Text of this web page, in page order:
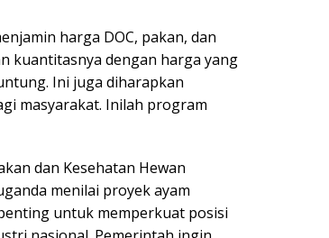
harga DOC, pakan, dan
kuantitasnya dengan harga yang
Ini juga diharapkan
masyarakat. Inilah program
dan Kesehatan Hewan
menilai proyek ayam
untuk memperkuat posisi